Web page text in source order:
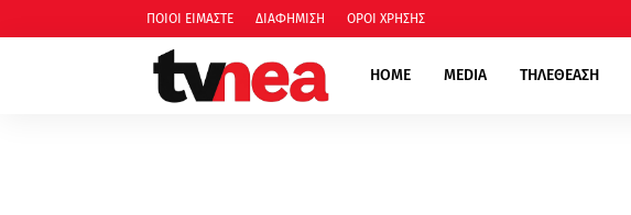
ΠΟΙΟΙ ΕΙΜΑΣΤΕ ΔΙΑΦΗΜΙΣΗ ΟΡΟΙ ΧΡΗΣΗΣ
HOME MEDIA ΤΗΛΕΘΕΑΣΗ